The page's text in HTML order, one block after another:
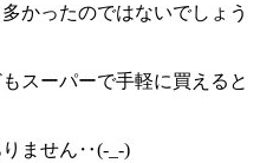
かったのではないでしょう
スーパーで手軽に買えると
ません‥(-_-)